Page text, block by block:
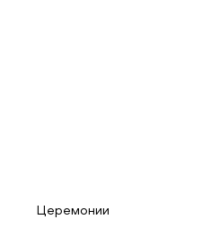
Церемонии